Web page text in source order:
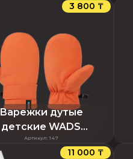
3 800 ₸
Варежки дутые
детские WADS
оранжевые
Артикул: 147
11 000 ₸